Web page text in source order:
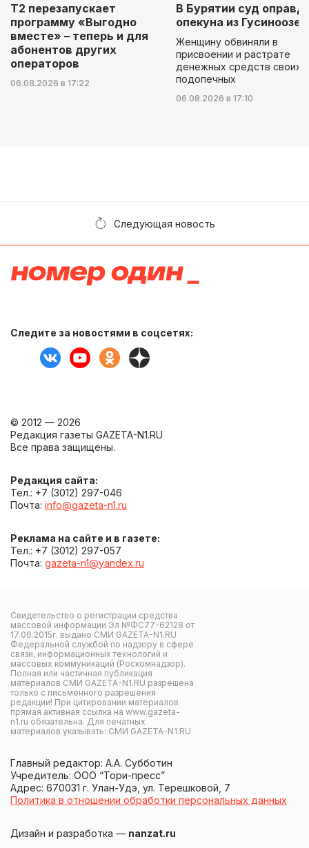
Т2 перезапускает
программу «Выгодно
вместе» – теперь и для
абонентов других
операторов
06.08.2026 в 17:22
В Бурятии суд
опекуна из
Женщину обвиняли в
присвоении и растрате
денежных средств своих
подопечных
06.08.2026 в 17:10
Следующая новость
Следите за новостями в соцсетях:
© 2012 — 2026
Редакция газеты GAZETA-N1.RU
Все права защищены.
Редакция сайта:
Тел.: +7 (3012) 297-046
Почта: info@gazeta-n1.ru
Реклама на сайте и в газете:
Тел.: +7 (3012) 297-057
Почта: gazeta-n1@yandex.ru
Свидетельство о регистрации средства
массовой информации Эл №ФС77-62128 от
17.06.2015г. выдано СМИ GAZETA-N1.RU
Федеральной службой по надзору в сфере
связи, информационных технологий и
массовых коммуникаций (Роскомнадзор).
Полная или частичная публикация
материалов СМИ GAZETA-N1.RU разрешена
только с письменного разрешения
редакции! При цитировании материалов
прямая активная ссылка на www.gazeta-
n1.ru обязательна. Для печатных
материалов указывать: СМИ GAZETA-N1.RU
Главный редактор: А.А. Субботин
Учредитель: ООО “Тори-пресс”
Адрес: 670031 г. Улан-Удэ, ул. Терешковой, 7
Политика в отношении обработки персональных данных
Дизайн и разработка — nanzat.ru